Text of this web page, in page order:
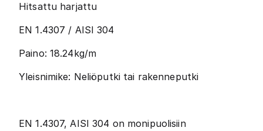
Hitsattu harjattu
EN 1.4307 / AISI 304
Paino: 18.24kg/m
Yleisnimike: Neliöputki tai rakenneputki
EN 1.4307, AISI 304 on monipuolisiin